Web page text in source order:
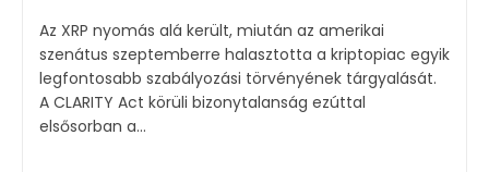
Az XRP nyomás alá került, miután az amerikai
szenátus szeptemberre halasztotta a kriptopiac egyik
legfontosabb szabályozási törvényének tárgyalását.
A CLARITY Act körüli bizonytalanság ezúttal
elsősorban a...